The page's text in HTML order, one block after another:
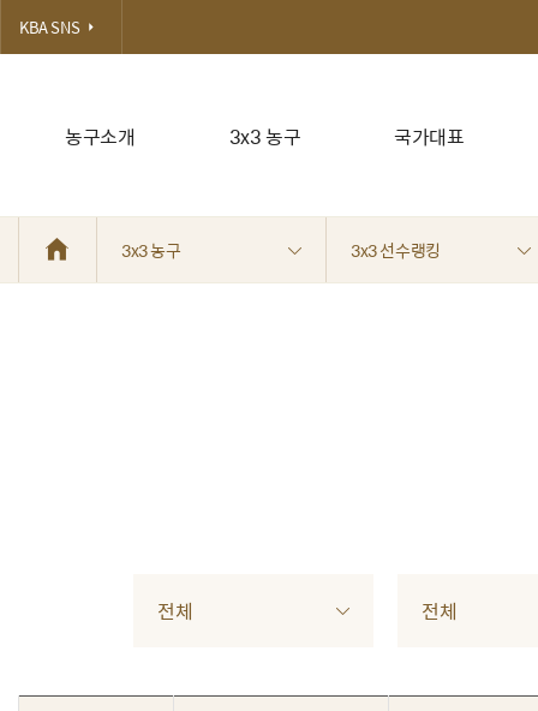
농구소개 3x3 농구 국가대표
KBA SNS
3x3 농구 3x3 선수랭킹
전체 전체